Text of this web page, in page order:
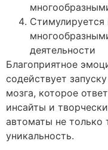
деятельности
Благоприятное
содействует
мозга, которое
инсайты и
автоматы не только
уникальность.